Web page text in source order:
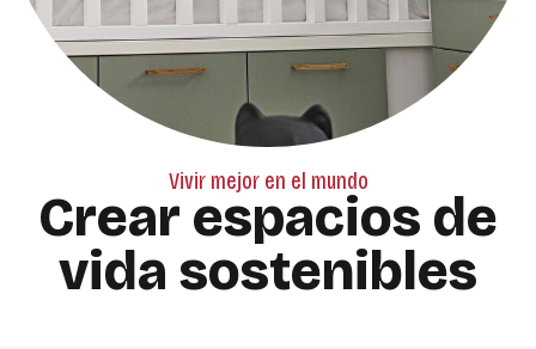
Vivir mejor en el mundo
Crear espacios de
vida sostenibles